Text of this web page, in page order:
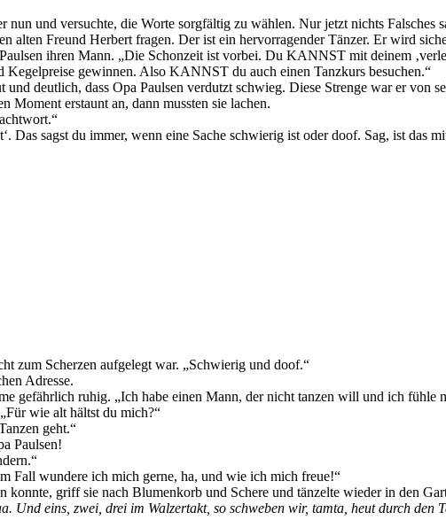
und versuchte, die Worte sorgfältig zu wählen. Nur jetzt nichts Falsches
alten Freund Herbert fragen. Der ist ein hervorragender Tänzer. Er wird
ihren Mann. „Die Schonzeit ist vorbei. Du KANNST mit deinem
Kegelpreise gewinnen. Also KANNST du auch einen Tanzkurs besuchen.“
deutlich, dass Opa Paulsen verdutzt schwieg. Diese Strenge war er von
Moment erstaunt an, dann mussten sie lachen.
Das sagst du immer, wenn eine Sache schwierig ist oder doof. Sag, ist das
zum Scherzen aufgelegt war. „Schwierig und doof.“
Adresse.
gefährlich ruhig. „Ich habe einen Mann, der nicht tanzen will und ich fühle
wie alt hältst du mich?“
geht.“
Paulsen!
Fall wundere ich mich gerne, ha, und wie ich mich freue!“
konnte, griff sie nach Blumenkorb und Schere und tänzelte wieder in den
Und eins, zwei, drei im Walzertakt, so schweben wir, tamta, heut durch